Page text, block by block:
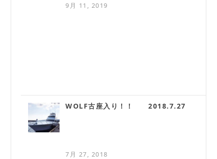
9月 11, 2019
WOLF古座入り！！ 2018.7.27
7月 27, 2018